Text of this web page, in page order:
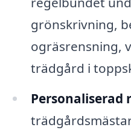
grönskrivning,
ogräsrensning,
trädgård i
Personaliserad